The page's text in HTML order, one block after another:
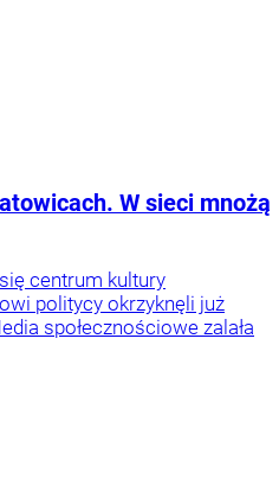
W sieci mnożą
centrum kultury
politycy okrzyknęli już
społecznościowe zalała